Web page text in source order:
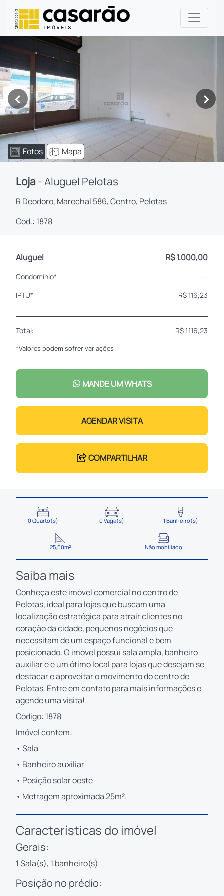
< >
Fotos Mapa
Loja- Aluguel Pelotas
R Deodoro, Marechal 586, Centro, Pelotas
Cód.: 1878
Aluguel R$ 1.000,00
Condomínio*
---
IPTU*
R$ 116,23
Total: R$ 1.116,23
*Valores podem sofrer variações
MANDE UM WHATS
AGENDAR VISITA
COMPARTILHAR
0 Quarto(s) 0 Vaga(s) 1 Banheiro(s)
25,00m² Não mobiliado
Saiba mais
Conheça este imóvel comercial no centro de
Pelotas, ideal para lojas que buscam uma
localização estratégica para atrair clientes no
coração da cidade, pequenos negócios que
necessitam de um espaço funcional e bem
posicionado. O imóvel possuí sala ampla, banheiro
auxiliar e é um ótimo local para lojas que desejam se
destacar e aproveitar o movimento do centro de
Pelotas. Entre em contato para mais informações e
agende uma visita!
Código: 1878
Imóvel contém:
• Sala
• Banheiro auxiliar
• Posição solar oeste
• Metragem aproximada 25m².
Características do imóvel
Gerais:
1 Sala(s), 1 banheiro(s)
Posição no prédio: